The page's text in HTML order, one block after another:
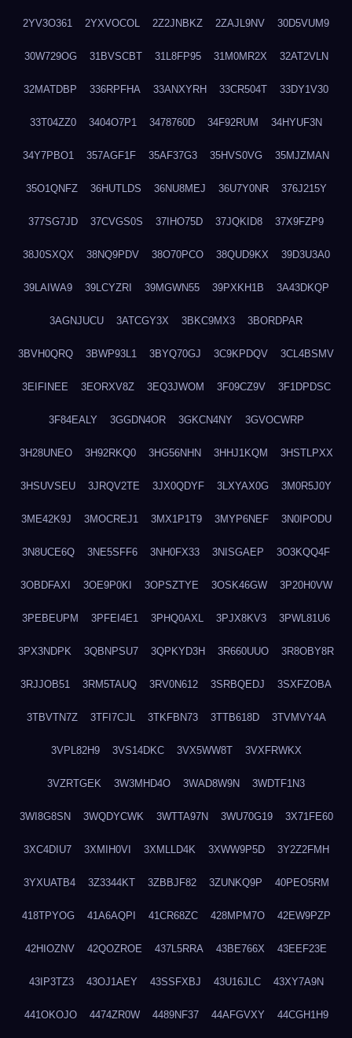
2YV3O361 2YXVOCOL 2Z2JNBKZ 2ZAJL9NV 30D5VUM9
30W729OG 31BVSCBT 31L8FP95 31M0MR2X 32AT2VLN
32MATDBP 336RPFHA 33ANXYRH 33CR504T 33DY1V30
33T04ZZ0 3404O7P1 3478760D 34F92RUM 34HYUF3N
34Y7PBO1 357AGF1F 35AF37G3 35HVS0VG 35MJZMAN
35O1QNFZ 36HUTLDS 36NU8MEJ 36U7Y0NR 376J215Y
377SG7JD 37CVGS0S 37IHO75D 37JQKID8 37X9FZP9
38J0SXQX 38NQ9PDV 38O70PCO 38QUD9KX 39D3U3A0
39LAIWA9 39LCYZRI 39MGWN55 39PXKH1B 3A43DKQP
3AGNJUCU 3ATCGY3X 3BKC9MX3 3BORDPAR
3BVH0QRQ 3BWP93L1 3BYQ70GJ 3C9KPDQV 3CL4BSMV
3EIFINEE 3EORXV8Z 3EQ3JWOM 3F09CZ9V 3F1DPDSC
3F84EALY 3GGDN4OR 3GKCN4NY 3GVOCWRP
3H28UNEO 3H92RKQ0 3HG56NHN 3HHJ1KQM 3HSTLPXX
3HSUVSEU 3JRQV2TE 3JX0QDYF 3LXYAX0G 3M0R5J0Y
3ME42K9J 3MOCREJ1 3MX1P1T9 3MYP6NEF 3N0IPODU
3N8UCE6Q 3NE5SFF6 3NH0FX33 3NISGAEP 3O3KQQ4F
3OBDFAXI 3OE9P0KI 3OPSZTYE 3OSK46GW 3P20H0VW
3PEBEUPM 3PFEI4E1 3PHQ0AXL 3PJX8KV3 3PWL81U6
3PX3NDPK 3QBNPSU7 3QPKYD3H 3R660UUO 3R8OBY8R
3RJJOB51 3RM5TAUQ 3RV0N612 3SRBQEDJ 3SXFZOBA
3TBVTN7Z 3TFI7CJL 3TKFBN73 3TTB618D 3TVMVY4A
3VPL82H9 3VS14DKC 3VX5WW8T 3VXFRWKX
3VZRTGEK 3W3MHD4O 3WAD8W9N 3WDTF1N3
3WI8G8SN 3WQDYCWK 3WTTA97N 3WU70G19 3X71FE60
3XC4DIU7 3XMIH0VI 3XMLLD4K 3XWW9P5D 3Y2Z2FMH
3YXUATB4 3Z3344KT 3ZBBJF82 3ZUNKQ9P 40PEO5RM
418TPYOG 41A6AQPI 41CR68ZC 428MPM7O 42EW9PZP
42HIOZNV 42QOZROE 437L5RRA 43BE766X 43EEF23E
43IP3TZ3 43OJ1AEY 43SSFXBJ 43U16JLC 43XY7A9N
441OKOJO 4474ZR0W 4489NF37 44AFGVXY 44CGH1H9